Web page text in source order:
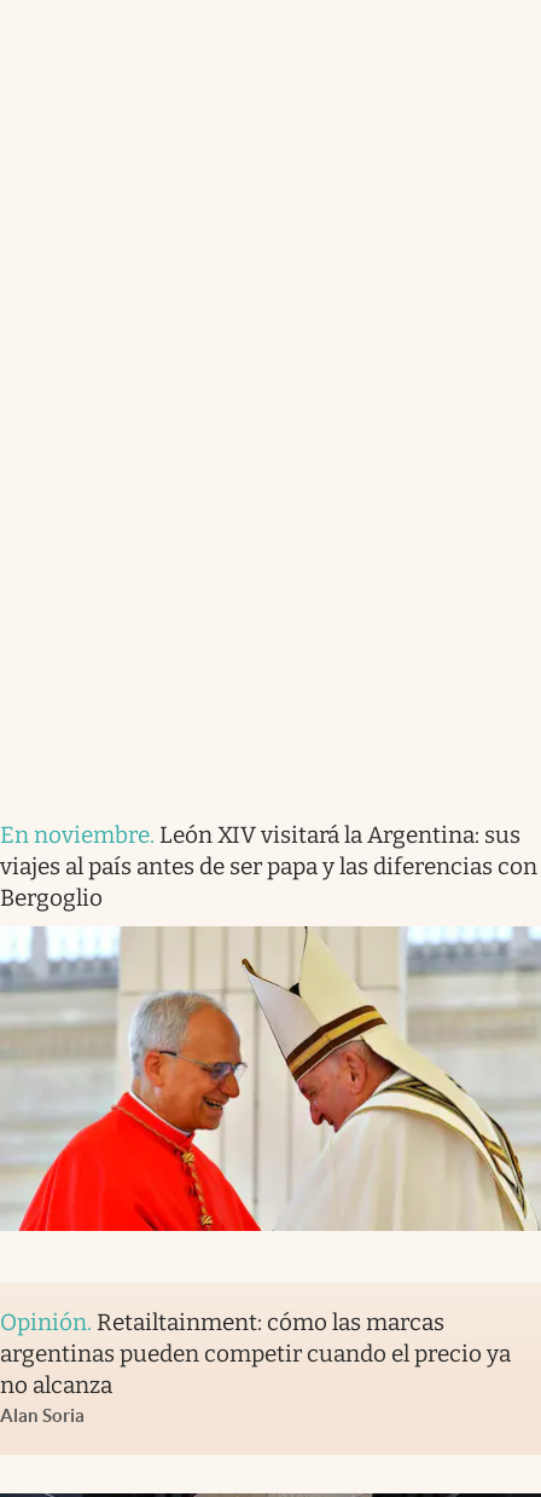
En noviembre. León XIV visitará la Argentina: sus
viajes al país antes de ser papa y las diferencias con
Bergoglio
Opinión. Retailtainment: cómo las marcas
argentinas pueden competir cuando el precio ya
no alcanza
Alan Soria